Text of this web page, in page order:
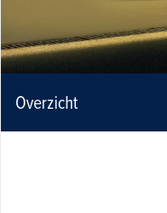
Overzicht